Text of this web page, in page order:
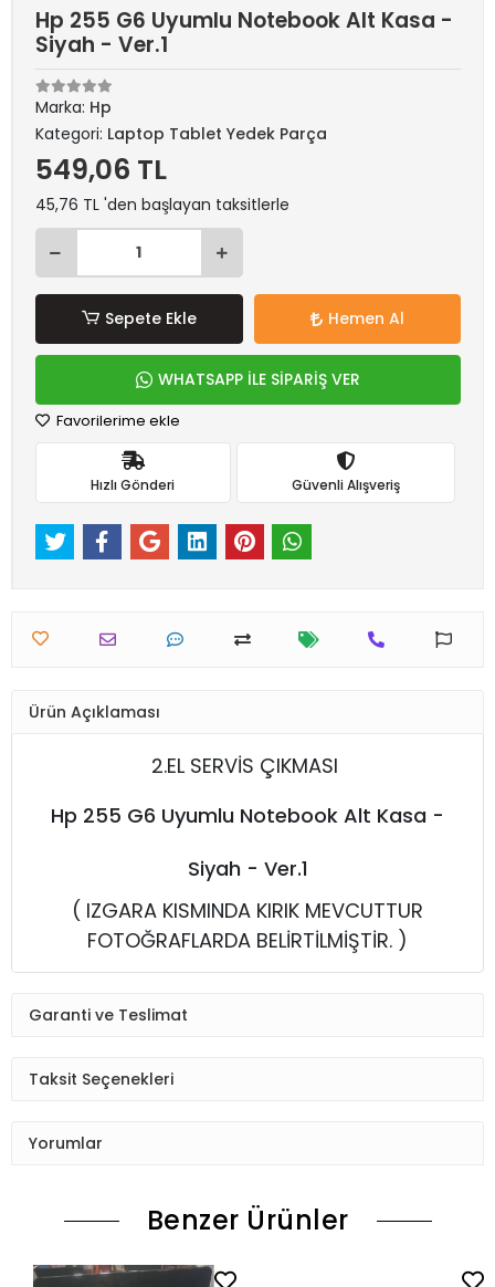
Hp 255 G6 Uyumlu Notebook Alt Kasa -
Siyah - Ver.1
Marka: Hp
Kategori: Laptop Tablet Yedek Parça
549,06 TL
45,76 TL 'den başlayan taksitlerle
Sepete Ekle Hemen Al
WHATSAPP İLE SİPARİŞ VER
Favorilerime ekle
Hızlı Gönderi Güvenli Alışveriş
Ürün Açıklaması
2.EL SERVİS ÇIKMASI
Hp 255 G6 Uyumlu Notebook Alt Kasa -
Siyah - Ver.1
( IZGARA KISMINDA KIRIK MEVCUTTUR
FOTOĞRAFLARDA BELİRTİLMİŞTİR. )
Garanti ve Teslimat
Taksit Seçenekleri
Yorumlar
Benzer Ürünler